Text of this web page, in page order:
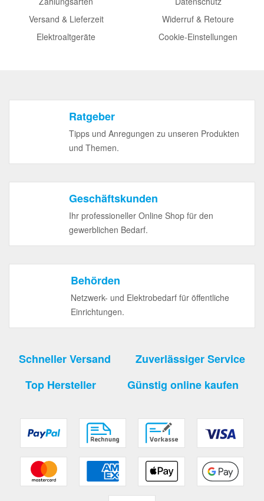
Versand & Lieferzeit
Elektroaltgeräte
Widerruf & Retoure
Cookie-Einstellungen
Ratgeber
Tipps und Anregungen zu unseren Produkten
und Themen.
Geschäftskunden
Ihr professioneller Online Shop für den
gewerblichen Bedarf.
Behörden
Netzwerk- und Elektrobedarf für öffentliche
Einrichtungen.
Schneller Versand
Zuverlässiger Service
Top Hersteller
Günstig online kaufen